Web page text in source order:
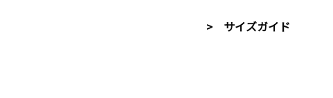
> サイズガイド